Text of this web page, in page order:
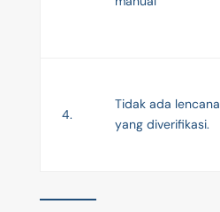
4.
Tidak ada lencana
yang diverifikasi.